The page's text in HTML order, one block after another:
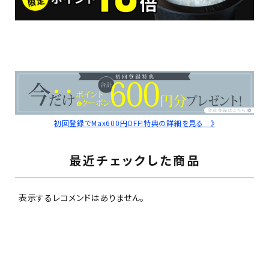
初回登録でMax600円OFF!特典の詳細を見る 》
最近チェックした商品
表示するレコメンドはありません。